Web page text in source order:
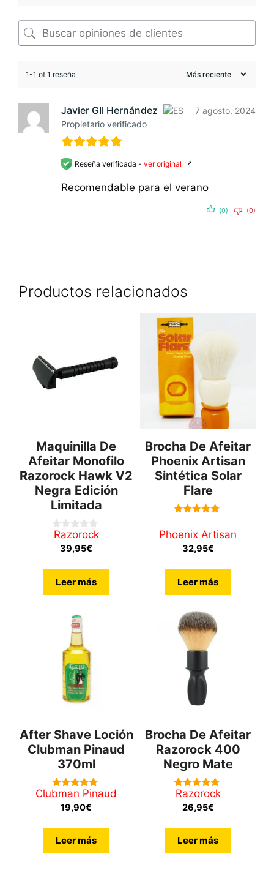
1-1 of 1 reseña
Javier GIl Hernández
Propietario verificado
7 agosto, 2024
Reseña verificada - ver original
Recomendable para el verano
(0) (0)
Productos relacionados
Maquinilla De
Afeitar Monofilo
Razorock Hawk V2
Negra Edición
Limitada
0
Razorock
39,95€
Leer más
Brocha De Afeitar
Phoenix Artisan
Sintética Solar
Flare
de 5
Phoenix Artisan
32,95€
Leer más
After Shave Loción
Clubman Pinaud
370ml
5.00
de 5
Clubman Pinaud
19,90€
Leer más
Brocha De Afeitar
Razorock 400
Negro Mate
5.00
de 5
Razorock
26,95€
Leer más